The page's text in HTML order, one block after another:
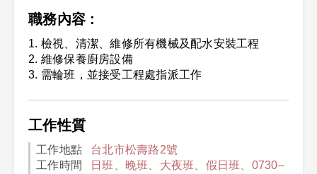
職務內容 :
1. 檢視、清潔、維修所有機械及配水安裝工程
2. 維修保養廚房設備
3. 需輪班，並接受工程處指派工作
工作性質
工作地點
台北市松壽路2號
工作時間
日班、晚班、大夜班、假日班、0730–